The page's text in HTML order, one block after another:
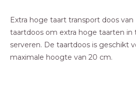
Extra hoge taart transport doos van
taartdoos om extra hoge taarten in
serveren. De taartdoos is geschikt
maximale hoogte van 20 cm.